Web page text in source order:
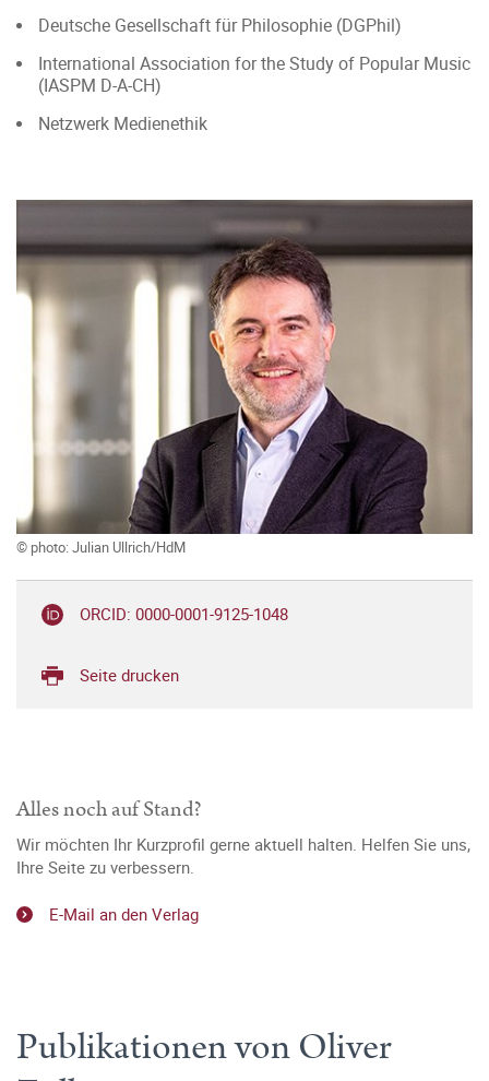
Deutsche Gesellschaft für Philosophie (DGPhil)
International Association for the Study of Popular Music
(IASPM D-A-CH)
Netzwerk Medienethik
© photo: Julian Ullrich/HdM
ORCID: 0000-0001-9125-1048
Seite drucken
Alles noch auf Stand?
Wir möchten Ihr Kurzprofil gerne aktuell halten. Helfen Sie uns,
Ihre Seite zu verbessern.
E-Mail an den Verlag
Publikationen von Oliver